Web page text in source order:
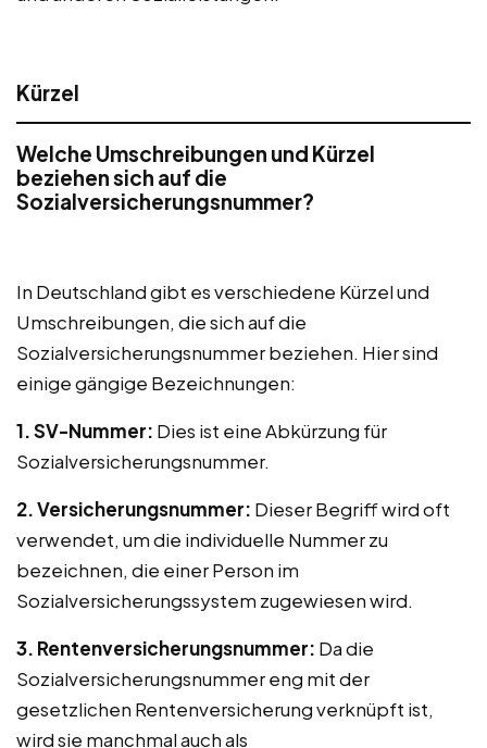
Kürzel
Welche Umschreibungen und Kürzel
beziehen sich auf die
Sozialversicherungsnummer?
In Deutschland gibt es verschiedene Kürzel und
Umschreibungen, die sich auf die
Sozialversicherungsnummer beziehen. Hier sind
einige gängige Bezeichnungen:
1. SV-Nummer: Dies ist eine Abkürzung für
Sozialversicherungsnummer.
2. Versicherungsnummer: Dieser Begriff wird oft
verwendet, um die individuelle Nummer zu
bezeichnen, die einer Person im
Sozialversicherungssystem zugewiesen wird.
3. Rentenversicherungsnummer: Da die
Sozialversicherungsnummer eng mit der
gesetzlichen Rentenversicherung verknüpft ist,
wird sie manchmal auch als